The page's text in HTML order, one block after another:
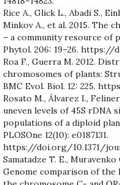
Rice A., Glick L., Abadi S.,
Minkov A., et al. 2015. The
– a community resource of
Phytol. 206: 19–26. https://
Roa F., Guerra M. 2012.
chromosomes of plants:
BMC Evol. Biol. 12: 225.
Rosato M., Álvarez I.,
uneven levels of 45S rDNA
populations of a diploid
PLOSOne 12(10): e0187131.
https://doi.org/10.1371/
Samatadze T. E., Muravenko
Genome comparison of the